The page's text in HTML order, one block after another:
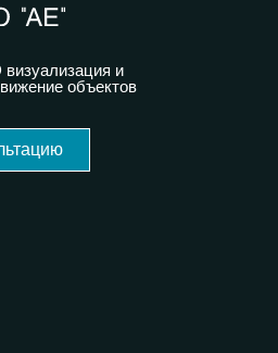
визуализация и
объектов